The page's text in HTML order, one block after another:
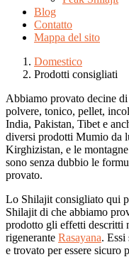
Blog
Contatto
Mappa del sito
Domestico
Prodotti consigliati
Abbiamo provato decine
polvere, tonico, pellet,
India, Pakistan, Tibet e
diversi prodotti Mumio da
Kirghizistan, e le
sono senza dubbio le
provato.
Lo Shilajit consigliato qui
Shilajit di che abbiamo
prodotto gli effetti descritti
rigenerante Rasayana. Essi
e trovato per essere sicuro